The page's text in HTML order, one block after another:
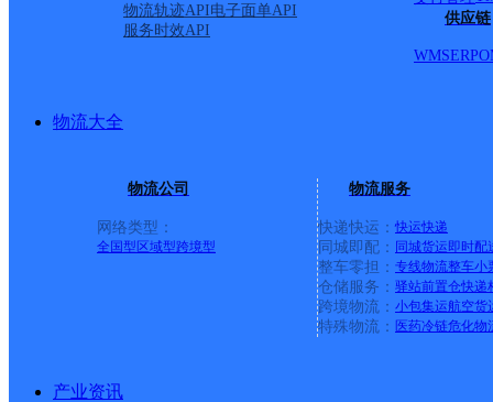
物流轨迹API电子面单API
服务时效API
供应链
WMSERP
物流大全
物流公司
网络类型：
全国型 区域型跨境型
物流服务
快递快运： 快运快递
同城即配： 同城货运即时配
整车零担： 专线物流整车小
仓储服务： 驿站前置仓快递
跨境物流： 小包集运航空货
特殊物流： 医药冷链危化物
产业资讯